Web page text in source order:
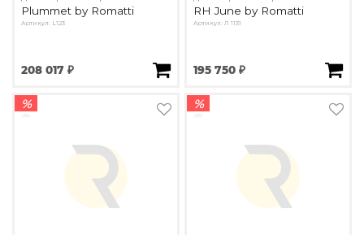
Plummet by Romatti
Артикул: L123
208 017 ₽
RH June by Romatti
Артикул: Л 1131
195 750 ₽
% %